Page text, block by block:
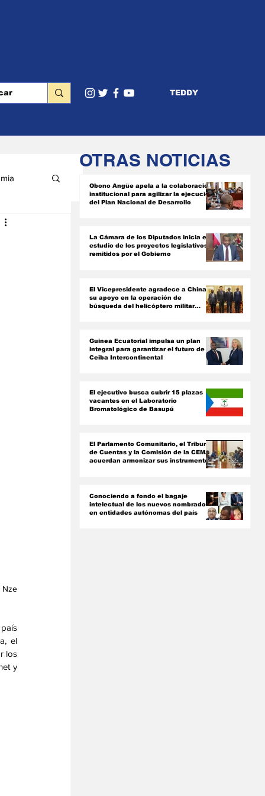
TEDDY
Nze
el
los
y
OTRAS NOTICIAS
Obono Angüe apela a la colaboración
institucional para agilizar la ejecución
del Plan Nacional de Desarrollo
La Cámara de los Diputados inicia el
estudio de los proyectos legislativos
remitidos por el Gobierno
El Vicepresidente agradece a China
su apoyo en la operación de
búsqueda del helicóptero militar
Guinea Ecuatorial impulsa un plan
integral para garantizar el futuro de
Ceiba Intercontinental
El ejecutivo busca cubrir 15 plazas
vacantes en el Laboratorio
Bromatológico de Basupú
El Parlamento Comunitario, el Tribunal
de Cuentas y la Comisión de la CEMAC
acuerdan armonizar sus instrumentos
Conociendo a fondo el bagaje
intelectual de los nuevos nombrados
en entidades autónomas del país ‎